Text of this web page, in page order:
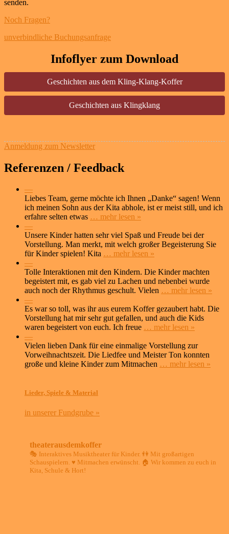
senden.
Noch Fragen?
unverbindliche Buchungsanfrage
Infoflyer zum Download
Geschichten aus dem Kling-Klang-Koffer
Geschichten aus Klingklang
Anmeldung zum Newsletter
Referenzen / Feedback
—
Liebes Team, gerne möchte ich Ihnen „Danke“ sagen! Wenn
ich meinen Sohn aus der Kita abhole, ist er meist still, und ich
erfahre selten etwas … mehr lesen »
—
Unsere Kinder hatten sehr viel Spaß und Freude bei der
Vorstellung. Man merkt, mit welch großer Begeisterung Sie
für Kinder spielen! Kita … mehr lesen »
—
Tolle Interaktionen mit den Kindern. Die Kinder machten
begeistert mit, es gab viel zu Lachen und nebenbei wurde
auch noch der Rhythmus geschult. Vielen … mehr lesen »
—
Es war so toll, was ihr aus eurem Koffer gezaubert habt. Die
Vorstellung hat mir sehr gut gefallen, und auch die Kids
waren begeistert von euch. Ich freue … mehr lesen »
—
Vielen lieben Dank für eine einmalige Vorstellung zur
Vorweihnachtszeit. Die Liedfee und Meister Ton konnten
große und kleine Kinder zum Mitmachen … mehr lesen »
Lieder, Spiele & Material
in unserer Fundgrube »
theaterausdemkoffer
🎭 Interaktives Musiktheater für Kinder. 👫 Mit großartigen
Schauspielern. ♥️ Mitmachen erwünscht. 🏠 Wir kommen zu euch in
Kita, Schule & Hort!